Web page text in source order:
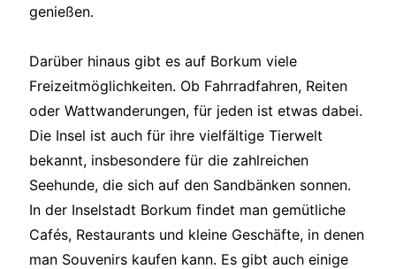
genießen.
Darüber hinaus gibt es auf Borkum viele
Freizeitmöglichkeiten. Ob Fahrradfahren, Reiten
oder Wattwanderungen, für jeden ist etwas dabei.
Die Insel ist auch für ihre vielfältige Tierwelt
bekannt, insbesondere für die zahlreichen
Seehunde, die sich auf den Sandbänken sonnen.
In der Inselstadt Borkum findet man gemütliche
Cafés, Restaurants und kleine Geschäfte, in denen
man Souvenirs kaufen kann. Es gibt auch einige